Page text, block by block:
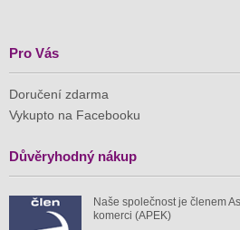
Pro Vás
Doručení zdarma
Vykupto na Facebooku
Důvěryhodný nákup
Naše společnost je členem
komerci (APEK)